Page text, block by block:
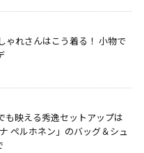
ゃれさんはこう着る！ 小物で
も映える秀逸セットアップは
ペルホネン」のバッグ＆シュ